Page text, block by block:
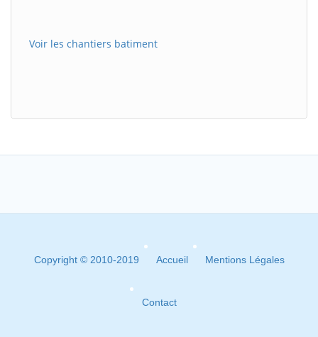
Voir les chantiers batiment
Copyright © 2010-2019 Accueil Mentions Légales
Contact